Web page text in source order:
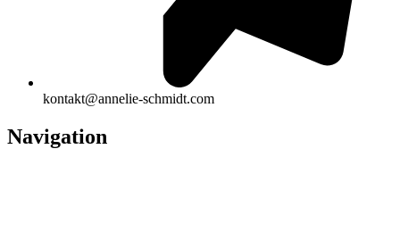
kontakt@annelie-schmidt.com
Navigation